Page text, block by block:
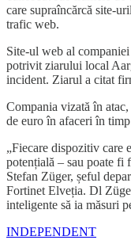
care supraîncărcă site-
trafic web.
Site-ul web al
potrivit ziarului local
incident. Ziarul a citat
Compania vizată în
de euro în afaceri în
„Fiecare dispozitiv care
potențială – sau poate fi
Stefan Züger, șeful
Fortinet Elveția. Dl
inteligente să ia măsuri
INDEPENDENT